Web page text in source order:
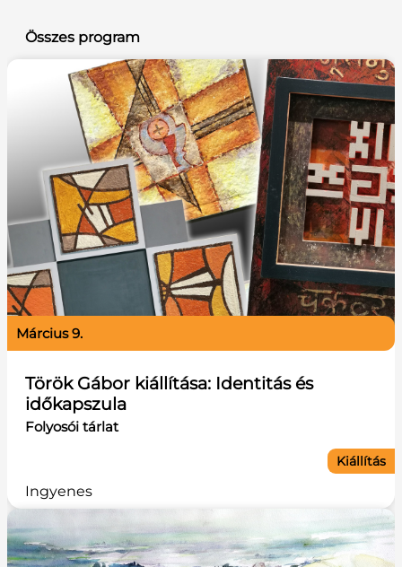
Összes program
Török Gábor kiállítása: Identitás és
időkapszula
Folyosói tárlat
március 9.
Ingyenes
Kiállítás